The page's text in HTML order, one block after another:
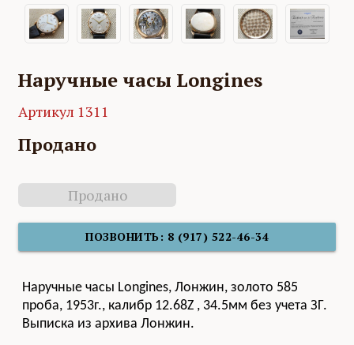
Наручные часы Longines
Артикул 1311
Продано
Продано
ПОЗВОНИТЬ: 8 (917) 522-46-34
Наручные часы Longines, Лонжин, золото 585
проба, 1953г., калибр 12.68Z , 34.5мм без учета ЗГ.
Выписка из архива Лонжин.